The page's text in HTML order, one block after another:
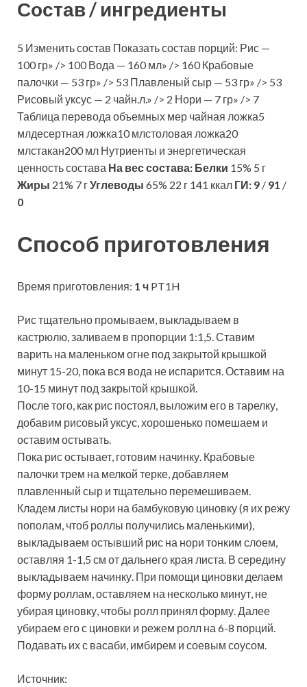
Состав / ингредиенты
5 Изменить состав Показать состав порций: Рис —
100 гр» /> 100 Вода — 160 мл» /> 160 Крабовые
палочки — 53 гр» /> 53 Плавленый сыр — 53 гр» /> 53
Рисовый уксус — 2 чайн.л.» /> 2 Нори — 7 гр» /> 7
Таблица перевода объемных мер чайная ложка5
млдесертная ложка10 млстоловая ложка20
млстакан200 мл Нутриенты и энергетическая
ценность состава На вес состава: Белки 15% 5 г
Жиры 21% 7 гУглеводы 65% 22 г 141 ккал ГИ: 9 / 91 /
0
Способ приготовления
Время приготовления: 1 ч PT1H
Рис тщательно промываем, выкладываем в
кастрюлю, заливаем в пропорции 1:1,5. Ставим
варить на маленьком огне под закрытой крышкой
минут 15-20, пока вся вода не испарится. Оставим на
10-15 минут под закрытой крышкой.
После того, как рис постоял, выложим его в тарелку,
добавим рисовый уксус, хорошенько помешаем и
оставим остывать.
Пока рис остывает, готовим начинку. Крабовые
палочки трем на мелкой терке, добавляем
плавленный сыр и тщательно перемешиваем.
Кладем листы нори на бамбуковую циновку (я их режу
пополам, чтоб роллы получились маленькими),
выкладываем остывший рис на нори тонким слоем,
оставляя 1-1,5 см от дальнего края листа. В середину
выкладываем начинку. При помощи циновки делаем
форму роллам, оставляем на несколько минут, не
убирая циновку, чтобы ролл принял форму. Далее
убираем его с циновки и режем ролл на 6-8 порций.
Подавать их с васаби, имбирем и соевым соусом.
Источник: